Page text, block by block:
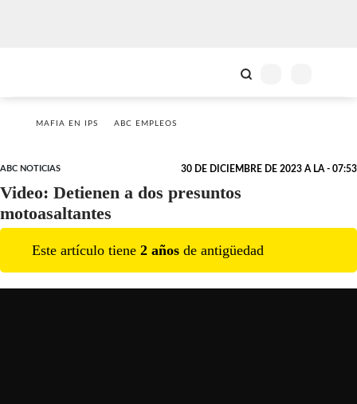
MAFIA EN IPS ABC EMPLEOS
ABC NOTICIAS 30 DE DICIEMBRE DE 2023 A LA - 07:53
Video: Detienen a dos presuntos
motoasaltantes
Este artículo tiene 2 años de antigüedad